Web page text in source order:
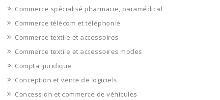
Commerce spécialisé pharmacie, paramédical
Commerce télécom et téléphonie
Commerce textile et accessoires
Commerce textile et accessoires modes
Compta, juridique
Conception et vente de logiciels
Concession et commerce de véhicules